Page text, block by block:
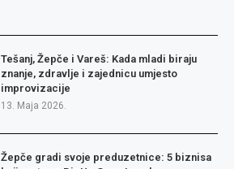
Tešanj, Žepče i Vareš: Kada mladi biraju
znanje, zdravlje i zajednicu umjesto
improvizacije
13. Maja 2026.
Žepče gradi svoje preduzetnice: 5 biznisa